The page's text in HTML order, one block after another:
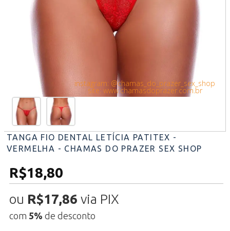
instagram: @chamas_do_prazer_sex_shop
site: www.chamasdoprazer.com.br
TANGA FIO DENTAL LETÍCIA PATITEX -
VERMELHA - CHAMAS DO PRAZER SEX SHOP
R$18,80
ou R$17,86 via PIX
com 5% de desconto